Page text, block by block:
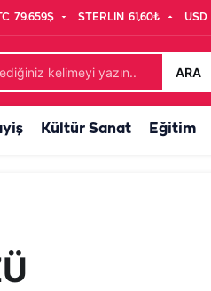
79.659$ STERLIN 61,60₺ USD
ARA
Kültür Sanat Eğitim